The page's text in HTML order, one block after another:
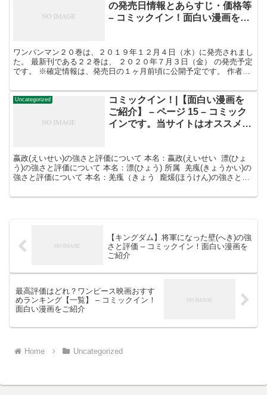
の発売日情報とあらすじ・価格等
– コミックイン！面白い漫画をご
ワンパンマン２０巻は、２０１９年１２月４日（水）に発売されまし
た。 最新刊である２２巻は、 ２０２０年７月３日（金） の発売予定
です。 ※確定情報は、発売日の１ヶ月前頃に公開予定です。 作者：
Uncategorized
コミックイン！|【面白い漫画を
ご紹介】 – ページ 15 – コミック
インです。当サイトはオススメ漫
嬴政(えいせい)の強さと評価について 本名：嬴政(えいせい 漂(ひょ
う)の強さと評価について 本名：漂(ひょう) 所属 羌瘣(きょうかい)の
強さと評価について 本名：羌瘣（きょう 龐煖(ほうけん)の強さと評
【キングダム】将軍になった壁(へき)の強
さと評価 – コミックイン！面白い漫画を
ご紹介
最高評価はどれ？ワンピース映画おすす
めランキング【一覧】 – コミックイン！
面白い漫画をご紹介
Home Uncategorized